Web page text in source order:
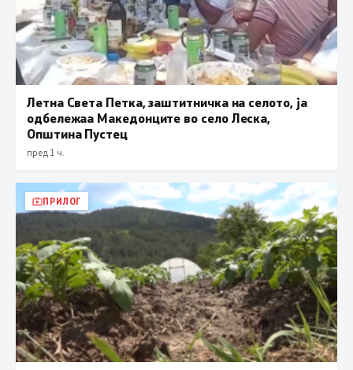
Летна Света Петка, заштитничка на селото, ја
одбележаа Македонците во село Леска,
Општина Пустец
пред 1 ч.
ПРИЛОГ